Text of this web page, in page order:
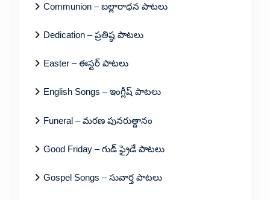
Communion – బల్లారాధన పాటలు
Dedication – ప్రతిష్ఠ పాటలు
Easter – ఈస్టర్ పాటలు
English Songs – ఇంగ్లీష్ పాటలు
Funeral – మరణ పునరుత్దానం
Good Friday – గుడ్ ఫ్రైడే పాటలు
Gospel Songs – సువార్త పాటలు